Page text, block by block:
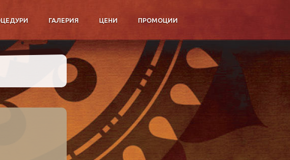
ГАЛЕРИЯ ЦЕНИ ПРОМОЦИИ